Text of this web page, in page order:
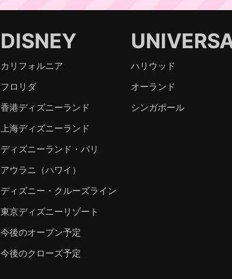
DISNEY
カリフォルニア
フロリダ
香港ディズニーランド
上海ディズニーランド
ディズニーランド・パリ
アウラニ（ハワイ）
ディズニー・クルーズライン
東京ディズニーリゾート
今後のオープン予定
今後のクローズ予定
ハリウッド
オーランド
シンガポール